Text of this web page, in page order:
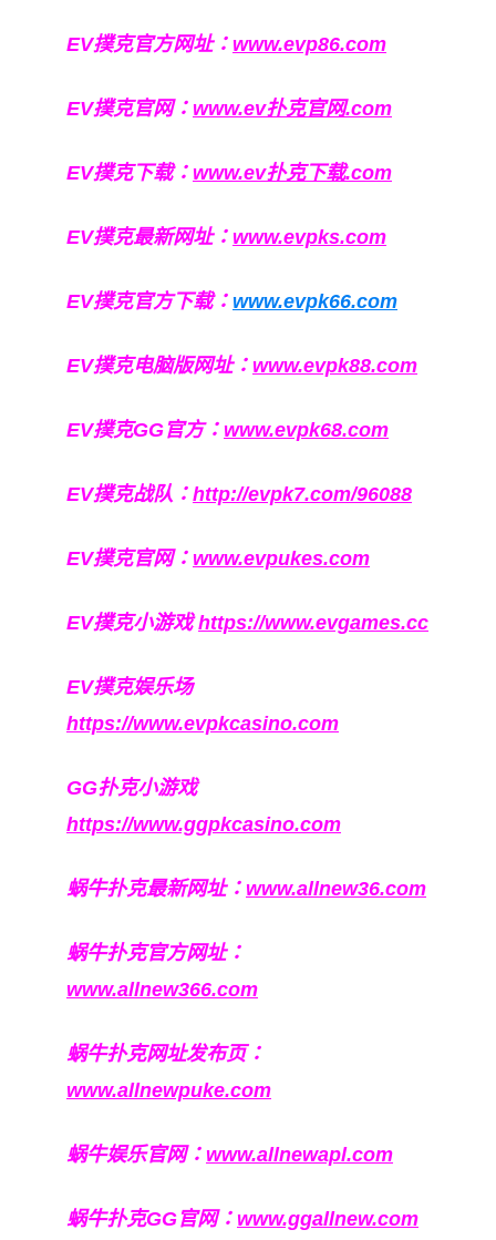
EV撲克官方网址： www.evp86.com
EV撲克官网： www.ev扑克官网.com
EV撲克下载： www.ev扑克下载.com
EV撲克最新网址： www.evpks.com
EV撲克官方下载： www.evpk66.com
EV撲克电脑版网址： www.evpk88.com
EV撲克GG官方： www.evpk68.com
EV撲克战队： http://evpk7.com/96088
EV撲克官网： www.evpukes.com
EV撲克小游戏https://www.evgames.cc
EV撲克娱乐场
https://www.evpkcasino.com
GG扑克小游戏
https://www.ggpkcasino.com
蜗牛扑克最新网址： www.allnew36.com
蜗牛扑克官方网址：
www.allnew366.com
蜗牛扑克网址发布页：
www.allnewpuke.com
蜗牛娱乐官网： www.allnewapl.com
蜗牛扑克GG官网： www.ggallnew.com